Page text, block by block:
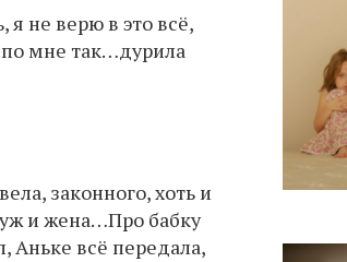
я не верю в это всё,
по мне так…дурила
законного, хоть и
и жена…Про бабку
Аньке всё передала,